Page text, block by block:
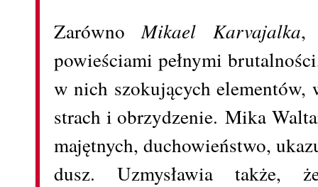
ZarównoMikael Karvajalka,
powieściami pełnymi
w nich szokujących
strach i obrzydzenie. Mika
majętnych, duchowieństwo,
dusz. Uzmysławia także,